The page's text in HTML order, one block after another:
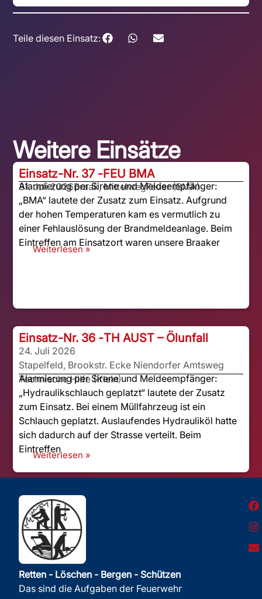
Teile diesen Einsatz:
Weitere Einsätze
Einsatz-Nr. 37 -FEU BMA
31. Juli 2026Braak, MittelwegFeuer (BMA)
Alarmierung per Sirene und Meldeempfänger:
„BMA“ lautete der Zusatz zum Einsatz. Aufgrund
der hohen Temperaturen kam es vermutlich zu
einer Fehlauslösung der Brandmeldeanlage. Beim
Eintreffen am Einsatzort waren unsere Braaker
Weiterlesen »
Einsatz-Nr. 36 -TH AUST – Ölunfall
24. Juli 2026
Stapelfeld, Brookstr. Ecke Niendorfer Amtsweg
Technische Hilfe (Klein)
Alarmierung per Sirene und Meldeempfänger:
„Hydraulikschlauch geplatzt“ lautete der Zusatz
zum Einsatz. Bei einem Müllfahrzeug ist ein
Schlauch geplatzt. Auslaufendes Hydrauliköl hatte
sich dadurch auf der Strasse verteilt. Beim
Eintreffen
Weiterlesen »
Retten - Löschen - Bergen - Schützen
Das sind die Aufgaben der Feuerwehr